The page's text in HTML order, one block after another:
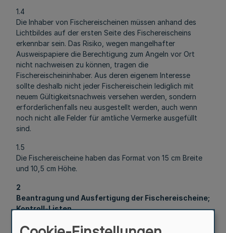
1.4
Die Inhaber von Fischereischeinen müssen anhand des
Lichtbildes auf der ersten Seite des Fischereischeins
erkennbar sein. Das Risiko, wegen mangelhafter
Ausweispapiere die Berechtigung zum Angeln vor Ort
nicht nachweisen zu können, tragen die
Fischereischeininhaber. Aus deren eigenem Interesse
sollte deshalb nicht jeder Fischereischein lediglich mit
neuem Gültigkeitsnachweis versehen werden, sondern
erforderlichenfalls neu ausgestellt werden, auch wenn
noch nicht alle Felder für amtliche Vermerke ausgefüllt
sind.
1.5
Die Fischereischeine haben das Format von 15 cm Breite
und 10,5 cm Höhe.
2
Beantragung und Ausfertigung der Fischereischeine;
Kontroll-Listen
2.1